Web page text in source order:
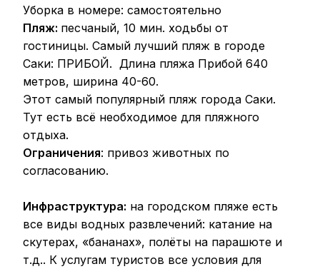
Уборка в номере: самостоятельно
Пляж: песчаный, 10 мин. ходьбы от
гостиницы. Самый лучший пляж в городе
Саки: ПРИБОЙ. Длина пляжа Прибой 640
метров, ширина 40-60.
Этот самый популярный пляж города Саки.
Тут есть всё необходимое для пляжного
отдыха.
Ограничения: привоз животных по
согласованию.
Инфраструктура: на городском пляже есть
все виды водных развлечений: катание на
скутерах, «бананах», полёты на парашюте и
т.д.. К услугам туристов все условия для